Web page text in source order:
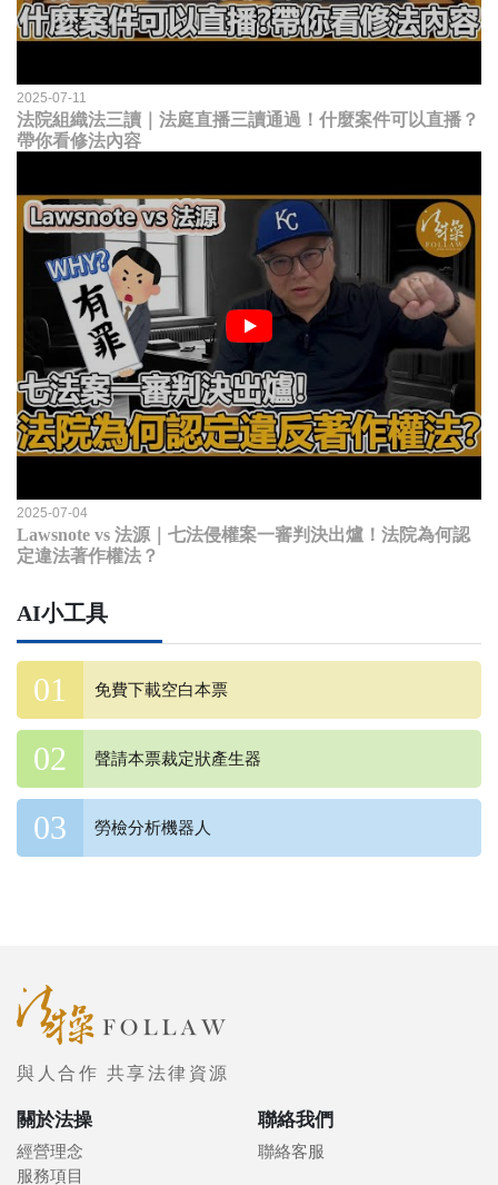
2025-07-11
法院組織法三讀｜法庭直播三讀通過！什麼案件可以直播？
帶你看修法內容
2025-07-04
Lawsnote vs 法源｜七法侵權案一審判決出爐！法院為何認
定違法著作權法？
AI小工具
免費下載空白本票
聲請本票裁定狀產生器
勞檢分析機器人
與人合作 共享法律資源
關於法操
經營理念
服務項目
聯絡我們
聯絡客服